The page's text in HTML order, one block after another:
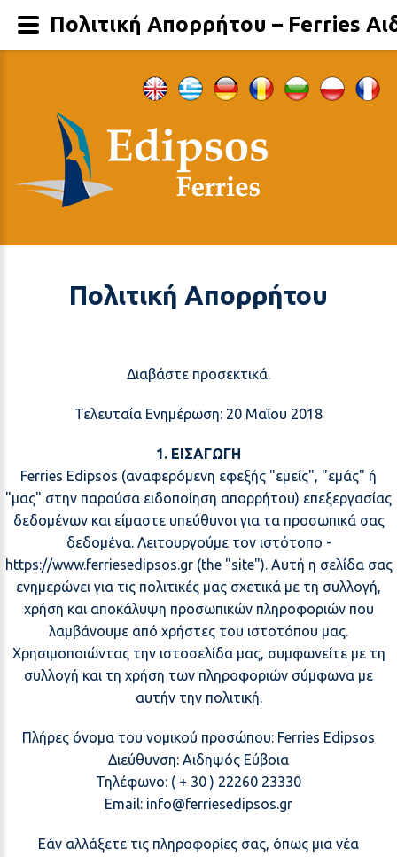
Πολιτική Απορρήτου
Διαβάστε προσεκτικά.
Τελευταία Ενημέρωση: 20 Μαΐου 2018
1. ΕΙΣΑΓΩΓΗ
Ferries Edipsos (αναφερόμενη εφεξής "εμείς", "εμάς" ή
"μας" στην παρούσα ειδοποίηση απορρήτου) επεξεργασίας
δεδομένων και είμαστε υπεύθυνοι για τα προσωπικά σας
δεδομένα. Λειτουργούμε τον ιστότοπο -
https://www.ferriesedipsos.gr (the "site"). Αυτή η σελίδα σας
ενημερώνει για τις πολιτικές μας σχετικά με τη συλλογή,
χρήση και αποκάλυψη προσωπικών πληροφοριών που
λαμβάνουμε από χρήστες του ιστοτόπου μας.
Χρησιμοποιώντας την ιστοσελίδα μας, συμφωνείτε με τη
συλλογή και τη χρήση των πληροφοριών σύμφωνα με
αυτήν την πολιτική.
Πλήρες όνομα του νομικού προσώπου: Ferries Edipsos
Διεύθυνση: Αιδηψός Εύβοια
Τηλέφωνο: ( + 30 ) 22260 23330
Email:
@
Εάν αλλάξετε τις πληροφορίες σας, όπως μια νέα
Πολιτική Απορρήτου – Ferries